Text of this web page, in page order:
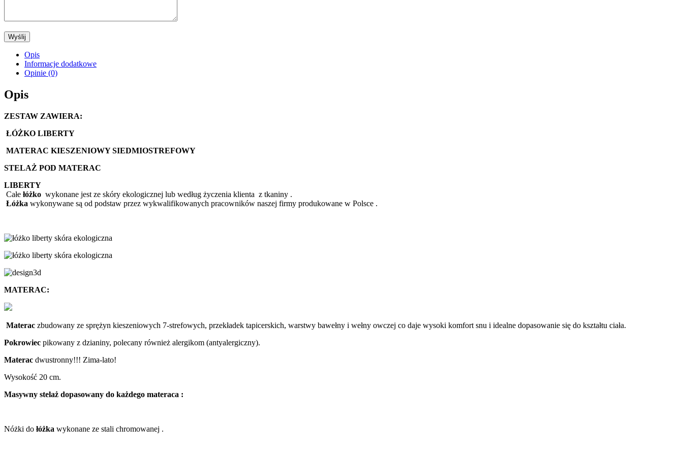
Opis
Informacje dodatkowe
Opinie (0)
Opis
ZESTAW ZAWIERA:
ŁÓŻKO LIBERTY
MATERAC KIESZENIOWY SIEDMIOSTREFOWY
STELAŻ POD MATERAC
LIBERTY
Całe łóżko wykonane jest ze skóry ekologicznej lub według życzenia klienta z tkaniny .
Łóżka wykonywane są od podstaw przez wykwalifikowanych pracowników naszej firmy produkowane w Polsce .
MATERAC:
Materac zbudowany ze sprężyn kieszeniowych 7-strefowych, przekładek tapicerskich, warstwy bawełny i wełny owczej co daje wysoki komfort snu i idealne dopasowanie się do kształtu ciała.
Pokrowiec pikowany z dzianiny, polecany również alergikom (antyalergiczny).
Materac dwustronny!!! Zima-lato!
Wysokość 20 cm.
Masywny stelaż dopasowany do każdego materaca :
Nóżki do łóżka wykonane ze stali chromowanej .